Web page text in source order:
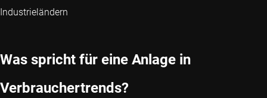
Industrieländern
Was spricht für eine Anlage in
Verbrauchertrends?